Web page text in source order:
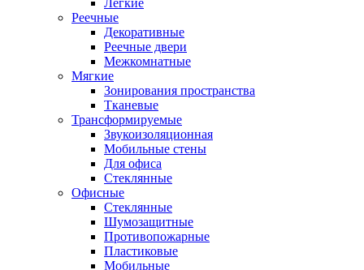
Легкие
Реечные
Декоративные
Реечные двери
Межкомнатные
Мягкие
Зонирования пространства
Тканевые
Трансформируемые
Звукоизоляционная
Мобильные стены
Для офиса
Стеклянные
Офисные
Стеклянные
Шумозащитные
Противопожарные
Пластиковые
Мобильные